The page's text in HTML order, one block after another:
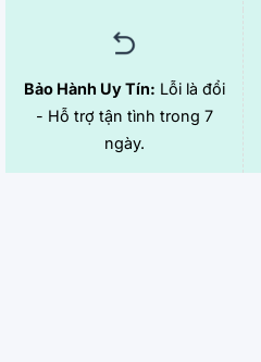
Bảo Hành Uy Tín: Lỗi là đổi
- Hỗ trợ tận tình trong 7
ngày.